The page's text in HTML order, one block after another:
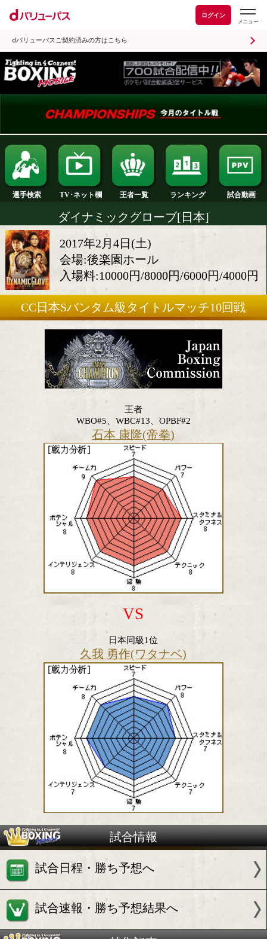
ログイン
dバリューパスご契約済みの方はこちら
選手検索 TV･ネット欄 ランキング
ダイナミックグローブ[日本]
2017年2月4日(土)
会場:後楽園ホール
入場料:10000円/8000円/6000
CC日本Sバンタム級タイトルマッチ
王者
WBO#5、WBC#13、OPBF#2
石本 康隆(帝拳)
VS
日本同級1位
久我 勇作(ワタナベ)